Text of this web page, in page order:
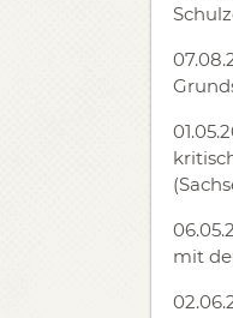
mit